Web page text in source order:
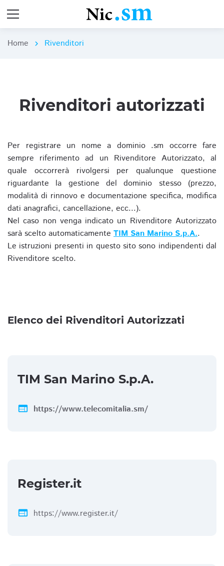
Home chevron_right Rivenditori
Rivenditori autorizzati
Per registrare un nome a dominio .sm occorre fare
sempre riferimento ad un Rivenditore Autorizzato, al
quale occorrerà rivolgersi per qualunque questione
riguardante la gestione del dominio stesso (prezzo,
modalità di rinnovo e documentazione specifica, modifica
dati anagrafici, cancellazione, ecc...).
Nel caso non venga indicato un Rivenditore Autorizzato
sarà scelto automaticamente TIM San Marino S.p.A..
Le istruzioni presenti in questo sito sono indipendenti dal
Rivenditore scelto.
Elenco dei Rivenditori Autorizzati
TIM San Marino S.p.A.
web https://www.telecomitalia.sm/
Register.it
web https://www.register.it/